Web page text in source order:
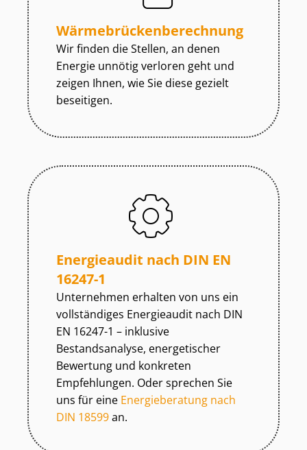
Wär­me­brü­cken­be­rech­nung
Wir finden die Stellen, an denen
Energie unnötig verloren geht und
zeigen Ihnen, wie Sie diese gezielt
beseitigen.
Energieaudit nach DIN EN
16247-1
Unternehmen erhalten von uns ein
vollständiges Energieaudit nach DIN
EN 16247-1 – inklusive
Bestandsanalyse, energetischer
Bewertung und konkreten
Empfehlungen. Oder sprechen Sie
uns für eine Energieberatung nach
DIN 18599an.